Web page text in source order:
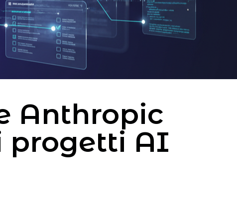
Anthropic
progetti AI